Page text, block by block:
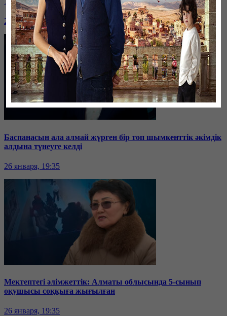
26 января, 19:36
Баспанасын ала алмай жүрген бір топ шымкенттік әкімдік
алдына түнеуге келді
26 января, 19:35
Мектептегі әлімжеттік: Алматы облысында 5-сынып
оқушысы соққыға жығылған
26 января, 19:35